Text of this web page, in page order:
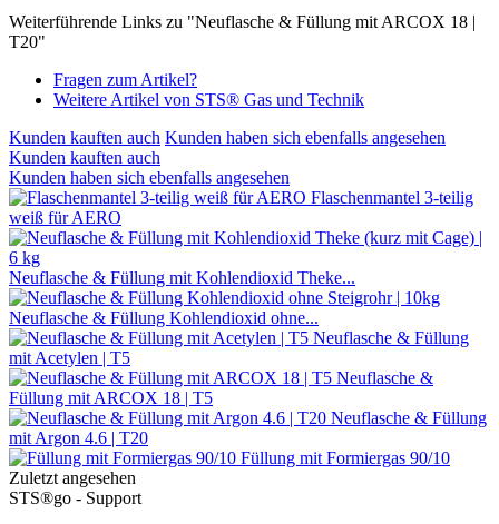
Weiterführende Links zu "Neuflasche & Füllung mit ARCOX 18 |
T20"
Fragen zum Artikel?
Weitere Artikel von STS® Gas und Technik
Kunden kauften auch Kunden haben sich ebenfalls angesehen
Kunden kauften auch
Kunden haben sich ebenfalls angesehen
Flaschenmantel 3-teilig
weiß für AERO
Neuflasche & Füllung mit Kohlendioxid Theke...
Neuflasche & Füllung Kohlendioxid ohne...
Neuflasche & Füllung
mit Acetylen | T5
Neuflasche &
Füllung mit ARCOX 18 | T5
Neuflasche & Füllung
mit Argon 4.6 | T20
Füllung mit Formiergas 90/10
Zuletzt angesehen
STS®go - Support